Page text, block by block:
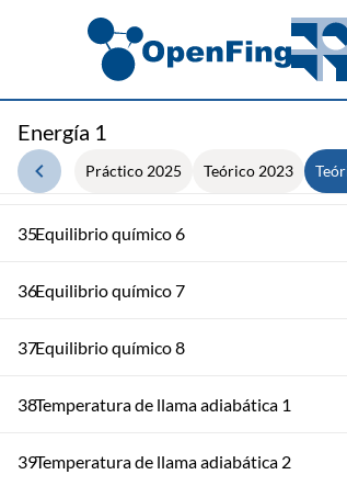
Energía 1
Práctico 2025 Teórico 2023
Equilibrio químico 3
34Equilibrio químico 5
35Equilibrio químico 6
36Equilibrio químico 7
37Equilibrio químico 8
38Temperatura de llama adiabática 1
39Temperatura de llama adiabática 2